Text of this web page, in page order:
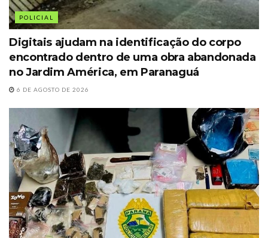
POLICIAL
Digitais ajudam na identificação do corpo
encontrado dentro de uma obra abandonada
no Jardim América, em Paranaguá
6 DE AGOSTO DE 2026